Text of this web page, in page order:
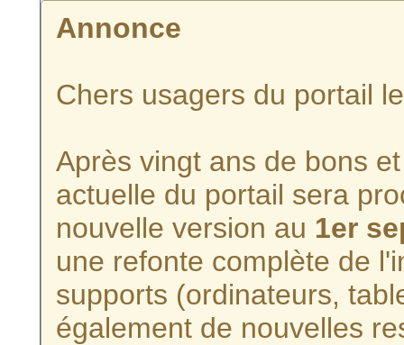
Annonce
Chers usagers du portail
Après vingt ans de bons
actuelle du portail sera
nouvelle version au 1er
une refonte complète de
supports (ordinateurs,
également de nouvelles